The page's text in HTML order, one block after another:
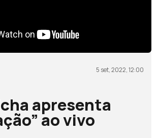
5 set, 2022, 12:00
apresenta
ao vivo